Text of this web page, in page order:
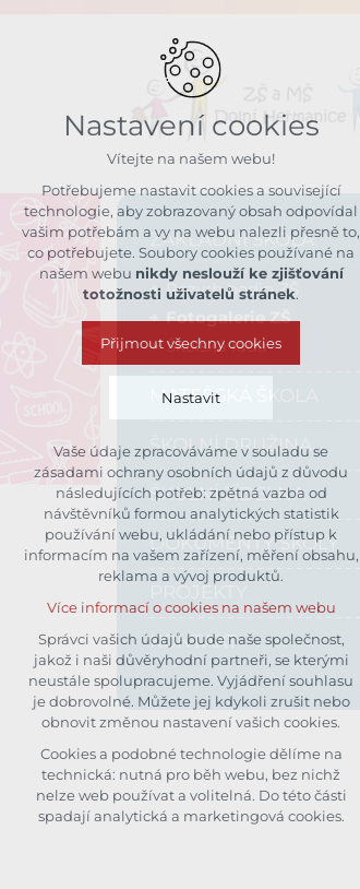
ZÁKLADNÍ ŠKOLA
Rozvrh hodin ZŠ
Fotogalerie ZŠ
Školská rada
MATEŘSKÁ ŠKOLA
ŠKOLNÍ DRUŽINA
ŠKOLNÍ JÍDELNA
DOKUMENTY ŠKOLY
KONTAKT
Nastavení cookies
Vítejte na našem webu!
Potřebujeme nastavit cookies a související
technologie, aby zobrazovaný obsah odpovídal
vašim potřebám a vy na webu nalezli přesně to,
co potřebujete. Soubory cookies používané na
našem webu nikdy neslouží ke zjišťování
totožnosti uživatelů stránek.
Přijmout všechny cookies
Nastavit
Technická cookies
nutná pro provozování webu
udržení kontextu stránek (session):
případná přihlášení, volby jazyka,
apod.
analytická pro anonymizované
vyhodnocení návštěvnosti
marketingová cookies (Google)
Více informací o cookies na našem webu
Přijmout všechny cookies
Odmítnout vše
Vaše údaje zpracováváme v souladu se
zásadami ochrany osobních údajů z důvodu
následujících potřeb: zpětná vazba od
návštěvníků formou analytických statistik
používání webu, ukládání nebo přístup k
informacím na vašem zařízení, měření obsahu,
reklama a vývoj produktů.
Více informací o cookies na našem webu
Správci vašich údajů bude naše společnost,
jakož i naši důvěryhodní partneři, se kterými
neustále spolupracujeme. Vyjádření souhlasu
je dobrovolné. Můžete jej kdykoli zrušit nebo
obnovit změnou nastavení vašich cookies.
Cookies a podobné technologie dělíme na
technická: nutná pro běh webu, bez nichž
nelze web používat a volitelná. Do této části
spadají analytická a marketingová cookies.